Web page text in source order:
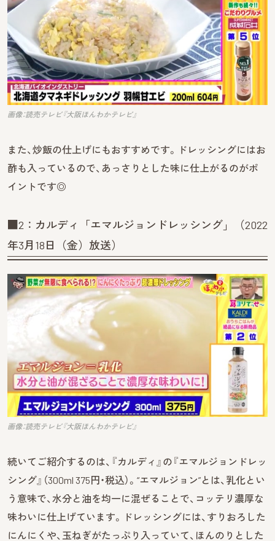
画像：読売テレビ『大阪ほんわかテレビ』
また、炒飯の仕上げにもおすすめです。ドレッシングにはお
酢も入っているので、あっさりとした味に仕上がるのがポ
イントです◎
■2：カルディ「エマルジョンドレッシング」（2022
年3月18日（金）放送）
画像：読売テレビ『大阪ほんわかテレビ』
続いてご紹介するのは、『カルディ』の『エマルジョンドレッ
シング』（300ml 375円・税込）。“エマルジョン”とは、乳化とい
う意味で、水分と油を均一に混ぜることで、コッテリ濃厚な
味わいに仕上げています。ドレッシングには、すりおろした
にんにくや、玉ねぎがたっぷり入っていて、ほんのりとした